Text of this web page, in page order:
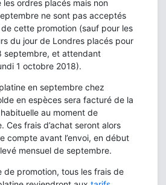
les ordres placés mais non
ne sont pas acceptés
cette promotion (sauf pour les
du jour de Londres placés pour
septembre, et attendant
1 octobre 2018).
en septembre chez
en espèces sera facturé de la
au moment de
Ces frais d’achat seront alors
compte avant l’envoi, en début
mensuel de septembre.
de promotion, tous les frais de